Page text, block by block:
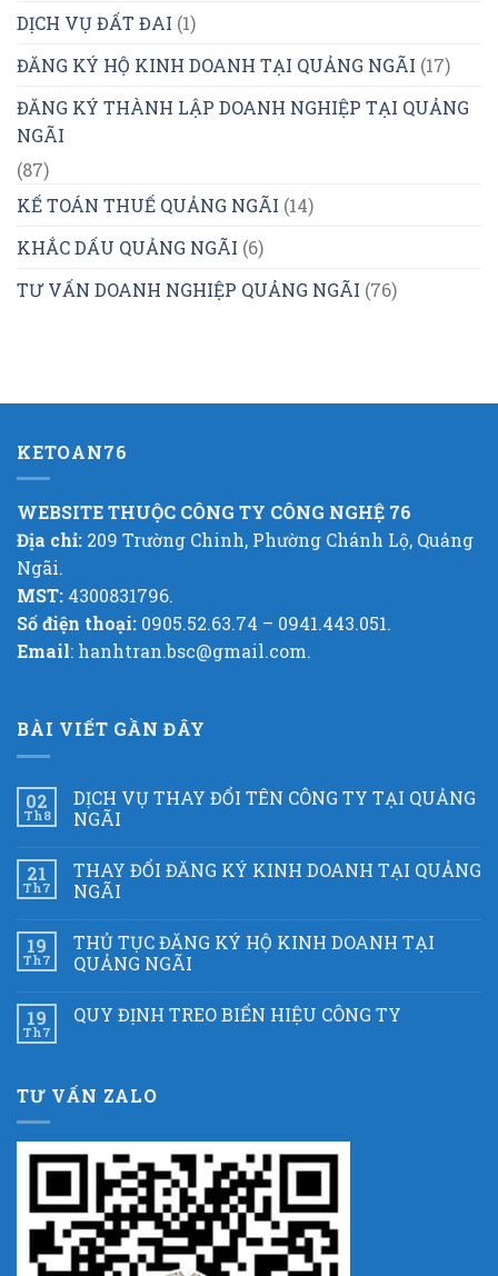
DỊCH VỤ ĐẤT ĐAI (1)
ĐĂNG KÝ HỘ KINH DOANH TẠI QUẢNG NGÃI (17)
ĐĂNG KÝ THÀNH LẬP DOANH NGHIỆP TẠI QUẢNG
NGÃI
(87)
KẾ TOÁN THUẾ QUẢNG NGÃI (14)
KHẮC DẤU QUẢNG NGÃI (6)
TƯ VẤN DOANH NGHIỆP QUẢNG NGÃI (76)
KETOAN76
WEBSITE THUỘC CÔNG TY CÔNG NGHỆ 76
Địa chỉ: 209 Trường Chinh, Phường Chánh Lộ, Quảng
Ngãi.
MST: 4300831796.
Số điện thoại: 0905.52.63.74 – 0941.443.051.
Email: hanhtran.bsc@gmail.com.
BÀI VIẾT GẦN ĐÂY
02
Th8
DỊCH VỤ THAY ĐỔI TÊN CÔNG TY TẠI QUẢNG
NGÃI
21
Th7
THAY ĐỔI ĐĂNG KÝ KINH DOANH TẠI QUẢNG
NGÃI
19
Th7
THỦ TỤC ĐĂNG KÝ HỘ KINH DOANH TẠI
QUẢNG NGÃI
19
Th7
QUY ĐỊNH TREO BIỂN HIỆU CÔNG TY
TƯ VẤN ZALO